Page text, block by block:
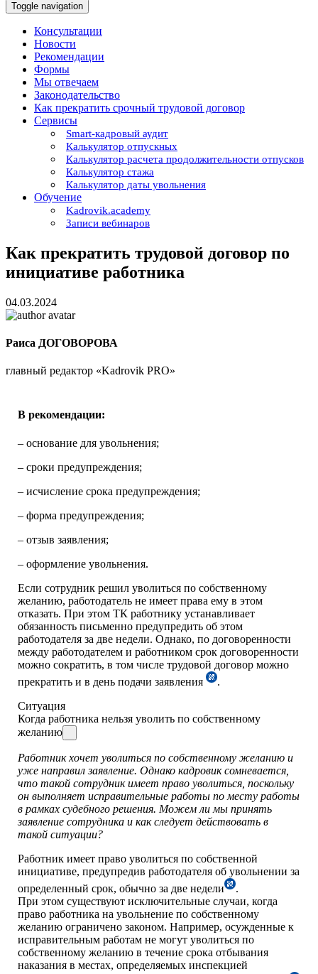
Toggle navigation
Консультации
Новости
Рекомендации
Формы
Мы отвечаем
Законодательство
Как прекратить срочный трудовой договор
Сервисы
Smart-кадровый аудит
Калькулятор отпускных
Калькулятор расчета продолжительности отпусков
Калькулятор стажа
Калькулятор даты увольнения
Обучение
Kadrovik.academy
Записи вебинаров
Как прекратить трудовой договор по
инициативе работника
04.03.2024
Раиса ДОГОВОРОВА
главный редактор «Kadrovik PRO»
В рекомендации:
– основание для увольнения;
– сроки предупреждения;
– исчисление срока предупреждения;
– форма предупреждения;
– отзыв заявления;
– оформление увольнения.
Если сотрудник решил уволиться по собственному
желанию, работодатель не имеет права ему в этом
отказать. При этом ТК работнику устанавливает
обязанность письменно предупредить об этом
работодателя за две недели. Однако, по договоренности
между работодателем и работником срок договоренности
можно сократить, в том числе трудовой договор можно
прекратить и в день подачи заявления
.
Ситуация
Когда работника нельзя уволить по собственному
желанию
Работник хочет уволиться по собственному желанию и
уже направил заявление. Однако кадровик сомневается,
что такой сотрудник имеет право уволиться, поскольку
он выполняет исправительные работы по месту работы
в рамках судебного решения. Можем ли мы принять
заявление сотрудника и как следует действовать в
такой ситуации?
Работник имеет право уволиться по собственной
инициативе, предупредив работодателя об увольнении за
определенный срок, обычно за две недели
.
При этом существуют исключительные случаи, когда
право работника на увольнение по собственному
желанию ограничено законом. Например, осужденные к
исправительным работам не могут уволиться по
собственному желанию в течение срока отбывания
наказания в местах, определяемых инспекцией